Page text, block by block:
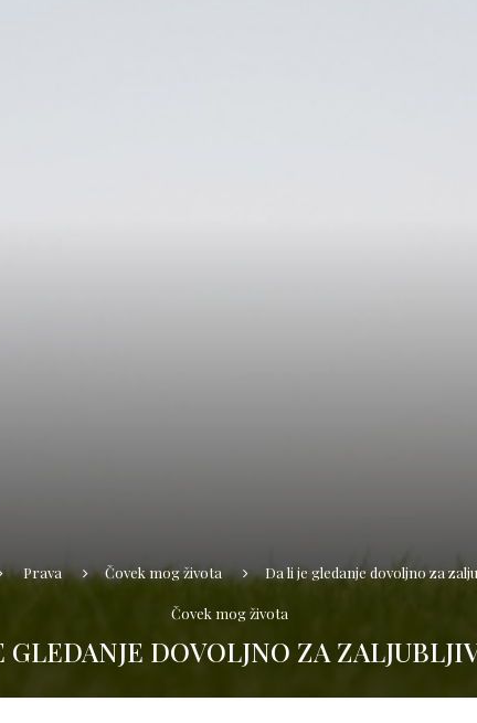
Prava Čovek mog života Da li je gledanje dovoljno za
Čovek mog života
GLEDANJE DOVOLJNO ZA